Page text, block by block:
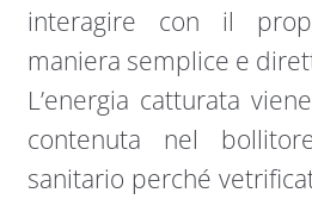
interagire con il
maniera semplice e
L’energia catturata
contenuta nel
sanitario perché